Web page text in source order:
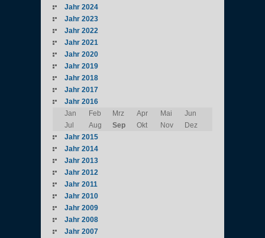
Jahr 2024
Jahr 2023
Jahr 2022
Jahr 2021
Jahr 2020
Jahr 2019
Jahr 2018
Jahr 2017
Jahr 2016
Jan
Feb Mrz Apr Mai
Jun
Jul
Aug Sep Okt Nov
Dez
Jahr 2015
Jahr 2014
Jahr 2013
Jahr 2012
Jahr 2011
Jahr 2010
Jahr 2009
Jahr 2008
Jahr 2007